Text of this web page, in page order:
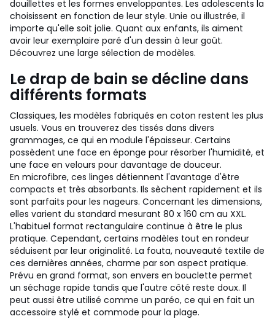
douillettes et les formes enveloppantes. Les adolescents la
choisissent en fonction de leur style. Unie ou illustrée, il
importe qu'elle soit jolie. Quant aux enfants, ils aiment
avoir leur exemplaire paré d'un dessin à leur goût.
Découvrez une large sélection de modèles.
Le drap de bain se décline dans
différents formats
Classiques, les modèles fabriqués en coton restent les plus
usuels. Vous en trouverez des tissés dans divers
grammages, ce qui en module l'épaisseur. Certains
possèdent une face en éponge pour résorber l'humidité, et
une face en velours pour davantage de douceur.
En microfibre, ces linges détiennent l'avantage d'être
compacts et très absorbants. Ils sèchent rapidement et ils
sont parfaits pour les nageurs. Concernant les dimensions,
elles varient du standard mesurant 80 x 160 cm au XXL.
L'habituel format rectangulaire continue à être le plus
pratique. Cependant, certains modèles tout en rondeur
séduisent par leur originalité. La fouta, nouveauté textile de
ces dernières années, charme par son aspect pratique.
Prévu en grand format, son envers en bouclette permet
un séchage rapide tandis que l'autre côté reste doux. Il
peut aussi être utilisé comme un paréo, ce qui en fait un
accessoire stylé et commode pour la plage.